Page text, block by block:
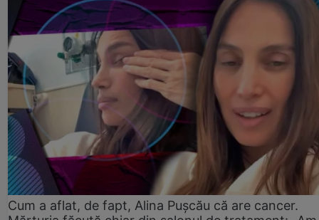
Cum a aflat, de fapt, Alina Pușcău că are cancer.